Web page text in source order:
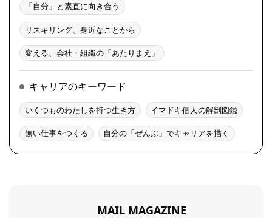
「自分」と素直に向き合う
リスキリング、身近なことから
変える、会社・組織の「あたりまえ」
キャリアのキーワード
いくつものわたしを持つ生き方 イマドキ個人の解剖図鑑
無い仕事をつくる 自分の「ぜんぶ」でキャリアを描く
MAIL MAGAZINE